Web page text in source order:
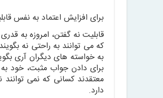
برای افزایش اعتماد به نفس
قابلیت نه گفتن، امروزه به
که می توانند به راحتی نه
به خواسته های دیگران آری
برای دادن جواب مثبت، خود
معتقدند کسانی که نمی
دارد.